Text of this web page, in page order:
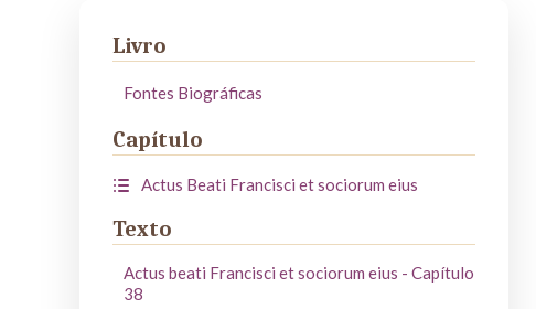
Livro
Fontes Biográficas
Capítulo
Actus Beati Francisci et sociorum eius
Texto
Actus beati Francisci et sociorum eius - Capítulo
38